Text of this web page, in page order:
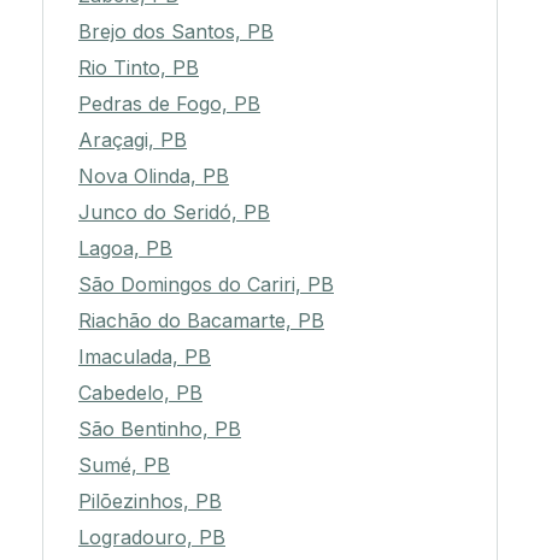
Brejo dos Santos, PB
Rio Tinto, PB
Pedras de Fogo, PB
Araçagi, PB
Nova Olinda, PB
Junco do Seridó, PB
Lagoa, PB
São Domingos do Cariri, PB
Riachão do Bacamarte, PB
Imaculada, PB
Cabedelo, PB
São Bentinho, PB
Sumé, PB
Pilõezinhos, PB
Logradouro, PB